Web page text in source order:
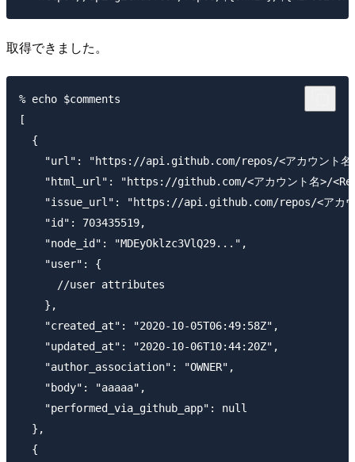
取得できました。
% echo $comments
[
  {
"url": "https://api.github.com/repos/<アカウント
"html_url": "https://github.com/<アカウント名>/
"issue_url": "https://api.github.com/repos/<アカ
    "id": 703435519,
    "node_id": "MDEyOklzc3VlQ29...",
    "user": {
      //user attributes
    },
    "created_at": "2020-10-05T06:49:58Z",
    "updated_at": "2020-10-06T10:44:20Z",
    "author_association": "OWNER",
    "body": "aaaaa",
    "performed_via_github_app": null
  },
  {